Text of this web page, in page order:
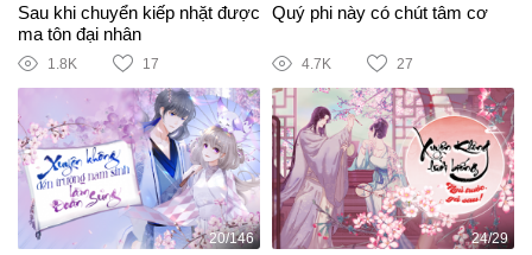
Sau khi chuyển kiếp nhặt được
ma tôn đại nhân
1.8K 17
Quý phi này có chút tâm cơ
4.7K 27
20/146 24/29